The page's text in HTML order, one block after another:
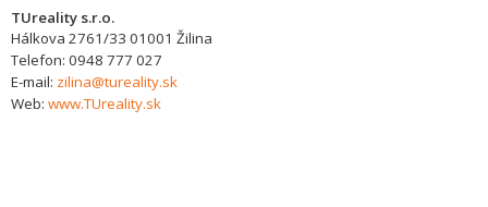
TUreality s.r.o.
Hálkova 2761/33 01001 Žilina
Telefon: 0948 777 027
E-mail: zilina@tureality.sk
Web: www.TUreality.sk